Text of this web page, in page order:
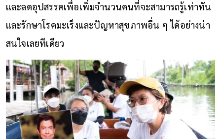
และลดอุปสรรคเพื่อเพิ่มจำนวนคนที่จะสามารถรู้เท่าทัน
และรักษาโรคมะเร็งและปัญหาสุขภาพอื่น ๆ ได้อย่างน่า
สนใจเลยทีเดียว